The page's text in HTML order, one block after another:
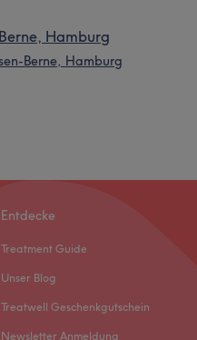
Hamburg
Berne, Hamburg
Entdecke
Treatment Guide
Unser Blog
Treatwell Geschenkgutschein
Newsletter Anmeldung